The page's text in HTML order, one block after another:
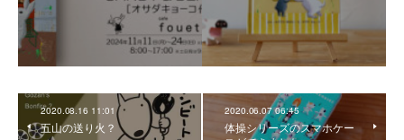
2020.08.16 11:01
五山の送り火？
2020.06.07 06:45
体操シリーズのスマホケー